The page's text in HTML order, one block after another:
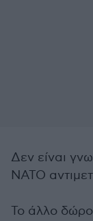
Δεν είναι
ΝΑΤΟ
Το άλλο